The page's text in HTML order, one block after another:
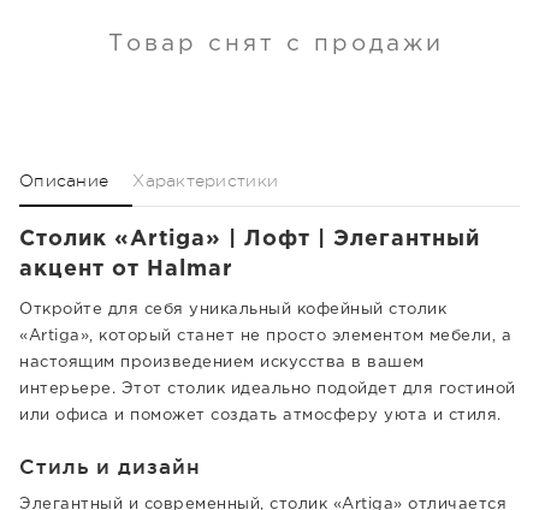
Товар снят с продажи
Описание Характеристики
Столик «Artiga» | Лофт | Элегантный
акцент от Halmar
Откройте для себя уникальный кофейный столик
«Artiga», который станет не просто элементом мебели, а
настоящим произведением искусства в вашем
интерьере. Этот столик идеально подойдет для гостиной
или офиса и поможет создать атмосферу уюта и стиля.
Стиль и дизайн
Элегантный и современный, столик «Artiga» отличается